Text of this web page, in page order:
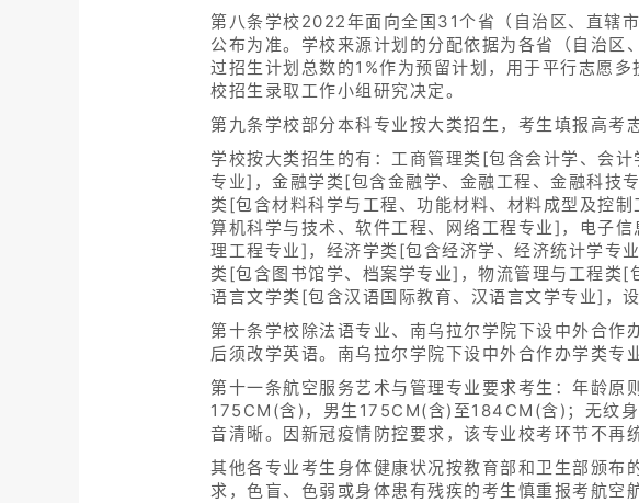
第八条学校2022年面向全国31个省（自治区、直辖
公布为准。学校来源计划的分配依据为各省（自治
过招生计划总数的1%作为预留计划，用于平行志愿
校招生录取工作小组研究决定。
第九条学校部分本科专业按大类招生，考生填报高考
学校按大类招生的有：工商管理类[包含会计学、会
专业]，金融学类[包含金融学、金融工程、金融科技
类[包含材料科学与工程、功能材料、材料成型及控
算机科学与技术、软件工程、网络工程专业]，电子
理工程专业]，经济学类[包含经济学、经济统计学专
类[包含图书馆学、档案学专业]，物流管理与工程类
语言文学类[包含汉语国际教育、汉语言文学专业]，
第十条学校除法语专业、南乌拉尔学院下设中外合
后须改学英语。南乌拉尔学院下设中外合作办学类专
第十一条航空服务艺术与管理专业要求考生：年龄
175CM(含)，男生175CM(含)至184CM(含)；无纹
音清晰。因新冠疫情防控要求，该专业校考环节不再
其他各专业考生身体健康状况按教育部和卫生部颁
求，色盲、色弱或身体患有残疾的考生慎重报考航空